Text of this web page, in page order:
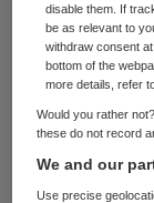
is
Maar
willen
bepalen
disable them. If
be as relevant to
withdraw consent
bottom of the
more details, refer
Would you rather
these do not record
We and our
Use precise